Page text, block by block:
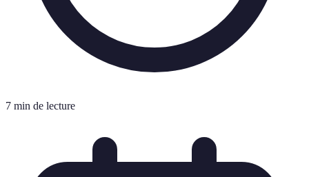
7 min de lecture